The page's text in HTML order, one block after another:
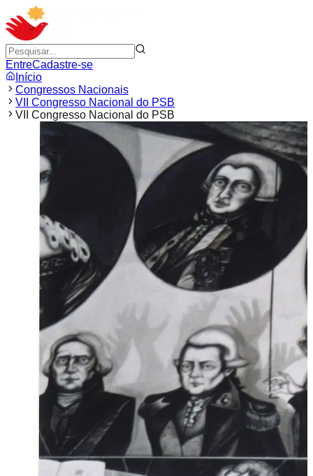
EntreCadastre-se
Início
Congressos Nacionais
VII Congresso Nacional do PSB
VII Congresso Nacional do PSB